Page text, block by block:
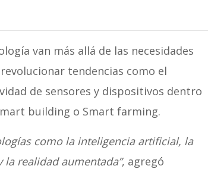
van más allá de las necesidades
tendencias como el
de sensores y dispositivos dentro
building o Smart farming.
como la inteligencia artificial, la
realidad aumentada”, agregó